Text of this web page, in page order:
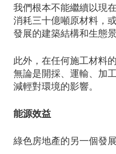
我們根本不能繼續以現
消耗三十億噸原材料，
發展的建築結構和生態
此外，在任何施工材料
無論是開採、運輸、加
減輕對環境的影響。
能源效益
綠色房地產的另一個發